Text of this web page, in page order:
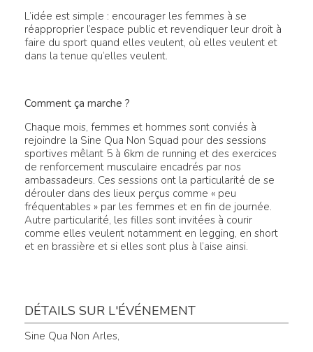
L’idée est simple : encourager les femmes à se
réapproprier l’espace public et revendiquer leur droit à
faire du sport quand elles veulent, où elles veulent et
dans la tenue qu’elles veulent.
Comment ça marche ?
Chaque mois, femmes et hommes sont conviés à
rejoindre la Sine Qua Non Squad pour des sessions
sportives mêlant 5 à 6km de running et des exercices
de renforcement musculaire encadrés par nos
ambassadeurs. Ces sessions ont la particularité de se
dérouler dans des lieux perçus comme « peu
fréquentables » par les femmes et en fin de journée.
Autre particularité, les filles sont invitées à courir
comme elles veulent notamment en legging, en short
et en brassière et si elles sont plus à l’aise ainsi.
DÉTAILS SUR L'ÉVÉNEMENT
Sine Qua Non Arles,